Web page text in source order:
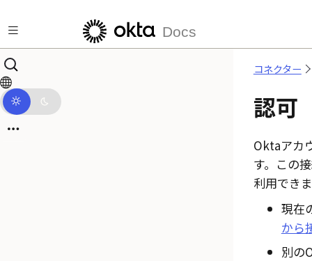
Docs
コネクター
認可
Oktaアカ
す。この
利用でき
現在
から
別の